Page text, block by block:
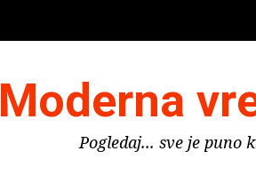
Moderna
Pogledaj... sve je puno